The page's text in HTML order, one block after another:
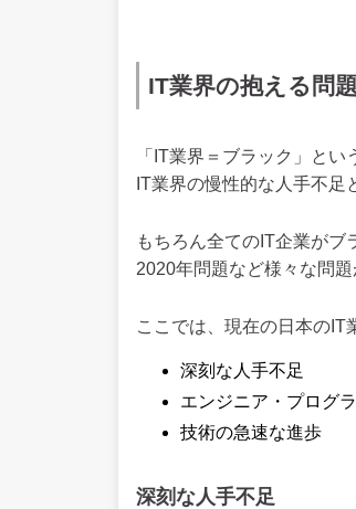
IT業界の抱える問題
「IT業界＝ブラック」と
IT業界の慢性的な人手不足
もちろん全てのIT企業が
2020年問題など様々な問
ここでは、現在の日本のIT
深刻な人手不足
エンジニア・プログ
技術の急速な進歩
深刻な人手不足